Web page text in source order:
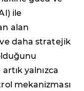
ile
alan
daha stratejik
yalnızca
mekanizması